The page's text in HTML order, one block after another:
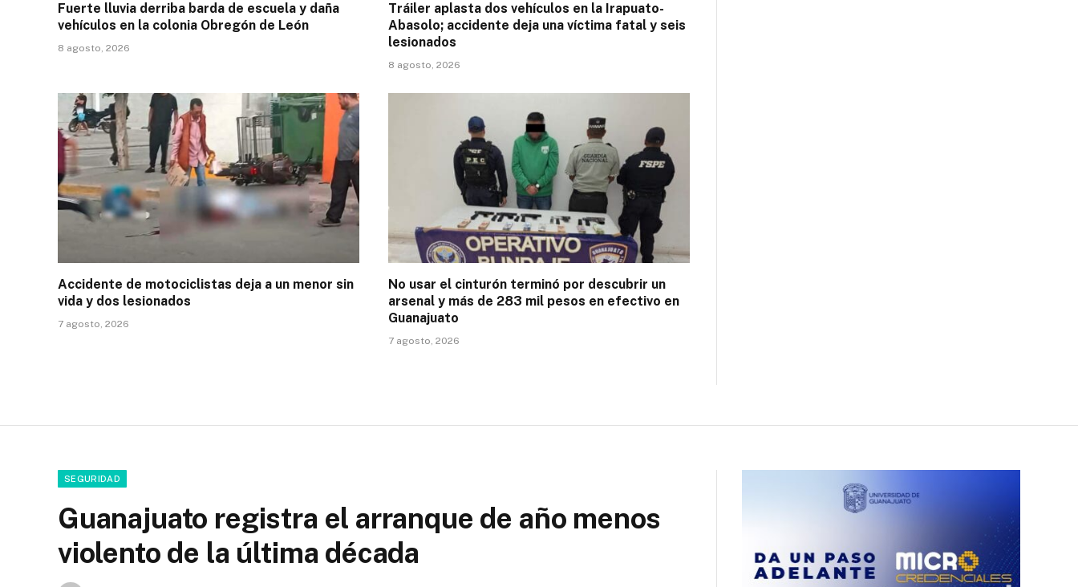
Fuerte lluvia derriba barda de escuela y daña
vehículos en la colonia Obregón de León
8 agosto, 2026
Tráiler aplasta dos vehículos en la Irapuato-
Abasolo; accidente deja una víctima fatal y seis
lesionados
8 agosto, 2026
Accidente de motociclistas deja a un menor sin
vida y dos lesionados
7 agosto, 2026
No usar el cinturón terminó por descubrir un
arsenal y más de 283 mil pesos en efectivo en
Guanajuato
7 agosto, 2026
SEGURIDAD
Guanajuato registra el arranque de año menos
violento de la última década